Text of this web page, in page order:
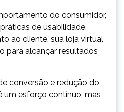
do consumidor,
de usabilidade,
ao cliente, sua loja virtual
para alcançar resultados
conversão e redução do
um esforço contínuo, mas